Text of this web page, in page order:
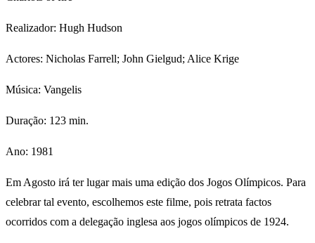
Realizador: Hugh Hudson
Actores: Nicholas Farrell; John Gielgud; Alice Krige
Música: Vangelis
Duração: 123 min.
Ano: 1981
Em Agosto irá ter lugar mais uma edição dos Jogos Olímpicos. Para
celebrar tal evento, escolhemos este filme, pois retrata factos
ocorridos com a delegação inglesa aos jogos olímpicos de 1924.